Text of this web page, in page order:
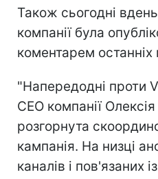
Також сьогодні
компанії була
коментарем останніх
"Напередодні проти
CEO компанії
розгорнута
кампанія. На низці
каналів і пов'язаних